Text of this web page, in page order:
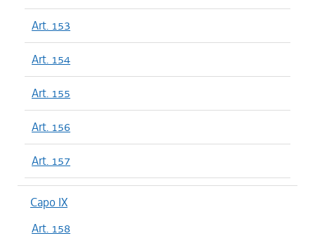
Art. 153
Art. 154
Art. 155
Art. 156
Art. 157
Capo IX
Art. 158